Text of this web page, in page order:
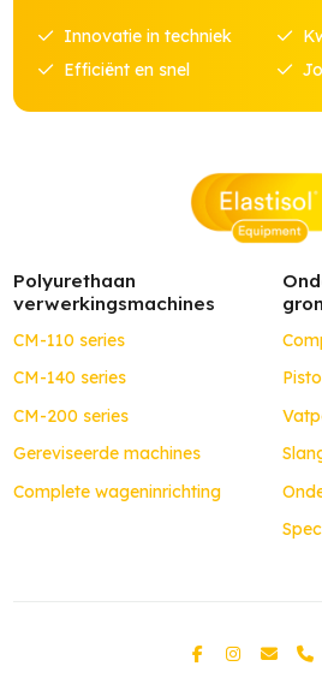
Innovatie in techniek
Efficiënt en snel
Polyurethaan
verwerkingsmachines
CM-110 series
CM-140 series
CM-200 series
Gereviseerde machines
Complete wageninrichting